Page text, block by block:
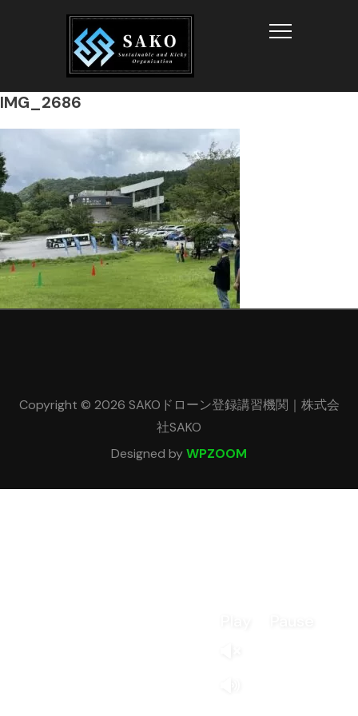
Info
IMG_2686
Copyright © 2026 SAKOドローン登録講習機関｜株式会
社SAKO
Designed byWPZOOM